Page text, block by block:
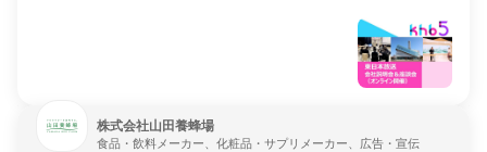
株式会社山田養蜂場
食品・飲料メーカー、化粧品・サプリメーカー、広告・宣伝